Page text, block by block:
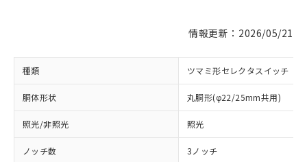
情報更新：2026/05/21
種類 ツマミ形セレクタスイッチ
胴体形状 丸胴形(φ22/25mm共用)
照光/非照光 照光
ノッチ数 3ノッチ